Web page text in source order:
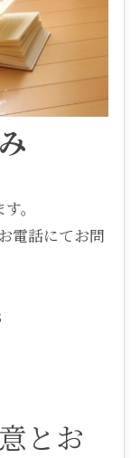
。
電話にてお問
とお